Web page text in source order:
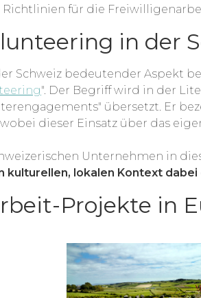
für die
in der
Schweiz bedeutender Aspekt
". Der Begriff wird in der
übersetzt. Er
wobei dieser Einsatz über das
Unternehmen in
kulturellen, lokalen Kontext
Projekte in